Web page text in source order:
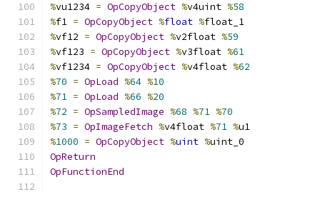
%vu1234 = OpCopyObject %v4uint %58
%f1 = OpCopyObject %float %float_1
%vf12 = OpCopyObject %v2float %59
%vf123 = OpCopyObject %v3float %61
%vf1234 = OpCopyObject %v4float %62
%70 = OpLoad %64 %10
%71 = OpLoad %66 %20
%72 = OpSampledImage %68 %71 %70
%73 = OpImageFetch %v4float %71 %u1
%1000 = OpCopyObject %uint %uint_0
OpReturn
OpFunctionEnd